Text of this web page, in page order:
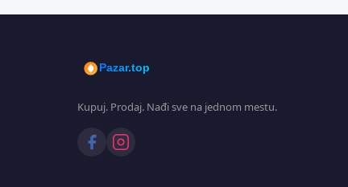
Pazar.top
Kupuj. Prodaj. Nađi sve na jednom mestu.